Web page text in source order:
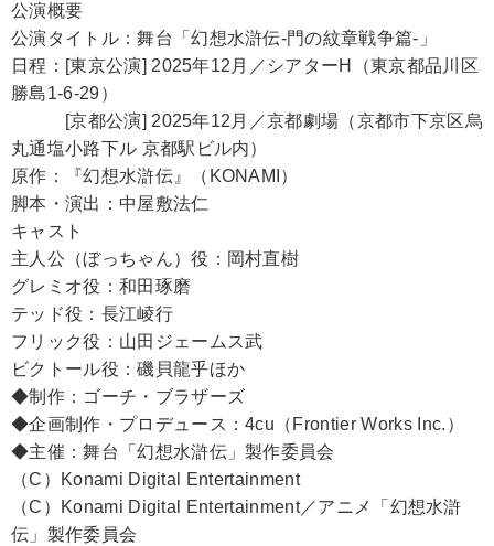
公演概要
公演タイトル：舞台「幻想水滸伝-門の紋章戦争篇-」
日程：[東京公演] 2025年12月／シアターH（東京都品川区
勝島1-6-29）
[京都公演] 2025年12月／京都劇場（京都市下京区烏
丸通塩小路下ル 京都駅ビル内）
原作：『幻想水滸伝』（KONAMI）
脚本・演出：中屋敷法仁
キャスト
主人公（ぼっちゃん）役：岡村直樹
グレミオ役：和田琢磨
テッド役：長江崚行
フリック役：山田ジェームス武
ビクトール役：磯貝龍乎ほか
◆制作：ゴーチ・ブラザーズ
◆企画制作・プロデュース：4cu（Frontier Works Inc.）
◆主催：舞台「幻想水滸伝」製作委員会
（C）Konami Digital Entertainment
（C）Konami Digital Entertainment／アニメ「幻想水滸
伝」製作委員会